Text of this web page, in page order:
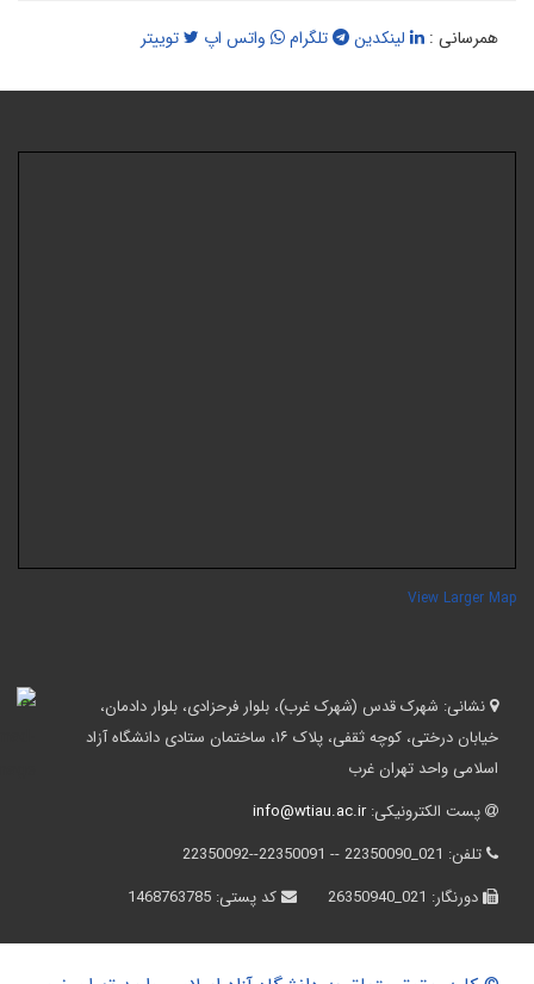
همرسانی : لینکدین تلگرام واتس اپ توییتر
View Larger
نشانی:شهرک قدس (شهرک غرب)، بلوار فرحزادی، بلوار دادمان،
خیابان درختی، کوچه ثقفی، پلاک ۱۶، ساختمان ستادی دانشگاه آزاد
اسلامی واحد تهران غرب
پست الکترونیکی:info@wtiau.ac.ir
تلفن:021_22350090 -- 22350091--22350092
دورنگار:021_26350940 کد پستی:1468763785